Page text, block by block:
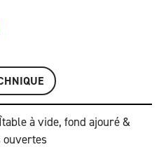
à vide, fond ajouré &
ouvertes